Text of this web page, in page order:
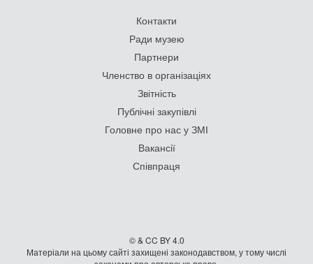
Контакти
Ради музею
Партнери
Членство в організаціях
Звітність
Публічні закупівлі
Головне про нас у ЗМІ
Вакансії
Співпраця
© & CC BY 4.0
Матеріали на цьому сайті захищені законодавством, у тому числі